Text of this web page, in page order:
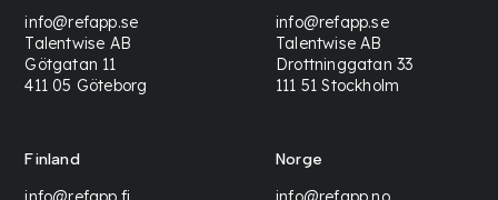
info@refapp.se
Talentwise AB
Götgatan 11
411 05 Göteborg
info@refapp.se
Talentwise AB
Drottninggatan 33
111 51 Stockholm
Finland
Norge